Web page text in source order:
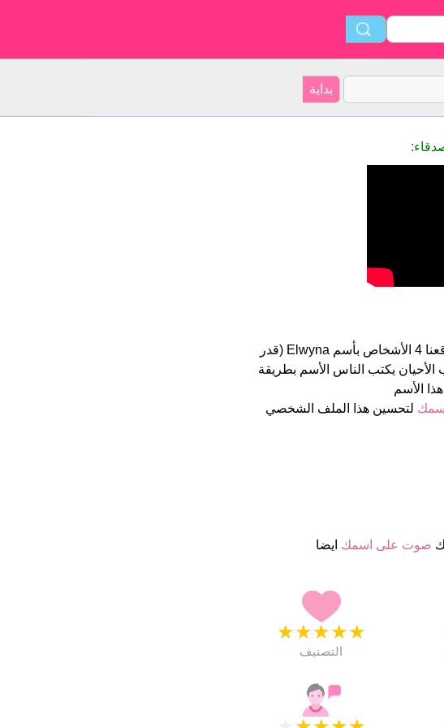
Elwyna هو اسم فتاة. أصل الأسم هو الإنجليزية على موقعنا 4 الأشخاص بأسم Elwyna (قدر
فى اغلب الأحيان يكتب الناس الأسم بطريقة
الأسم
لتحسين هذا الملف الشخصي
صوت على اسمك ايضا
★
★
★
★
★
التصنيف